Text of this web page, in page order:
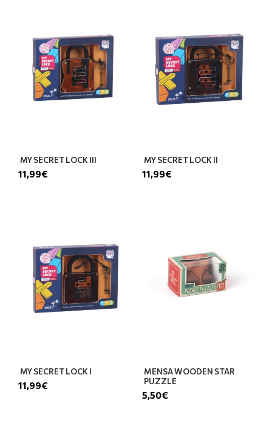
MY SECRET LOCK III
11,99€
MY SECRET LOCK II
11,99€
MY SECRET LOCK I
11,99€
MENSA WOODEN STAR
PUZZLE
5,50€